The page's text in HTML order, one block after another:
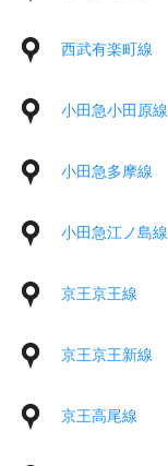
西武有楽町線
小田急小田原線
小田急多摩線
小田急江ノ島線
京王京王線
京王京王新線
京王高尾線